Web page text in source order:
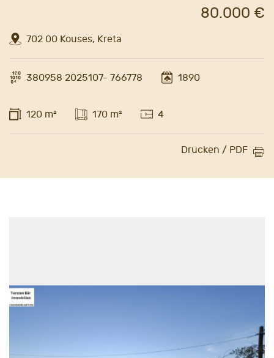
702 00 Kouses, Kreta
80.000 €
380958 2025107- 766778 1890
120 m² 170 m² 4
Drucken / PDF